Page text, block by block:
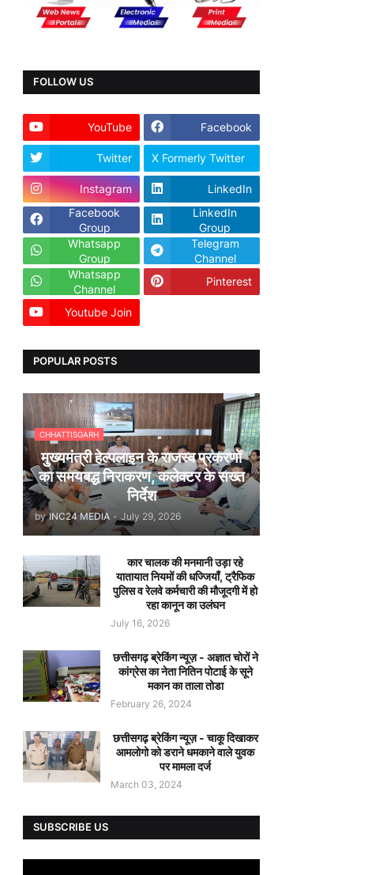
FOLLOW US
YouTube Facebook
Twitter X Formerly Twitter
Instagram
LinkedIn
Facebook
Group
LinkedIn
Group
Whatsapp
Group
Telegram
Channel
Whatsapp
Channel
Pinterest
Youtube Join
POPULAR POSTS
CHHATTISGARH
मुख्यमंत्री हेल्पलाइन के राजस्व प्रकरणों
का समयबद्ध निराकरण, कलेक्टर के सख्त
निर्देश
by INC24 MEDIA - July 29, 2026
कार चालक की मनमानी उड़ा रहे
यातायात नियमों की धज्जियाँ, ट्रैफिक
पुलिस व रेलवे कर्मचारी की मौजूदगी में हो
रहा कानून का उलंघन
July 16, 2026
छत्तीसगढ़ ब्रेकिंग न्यूज़ - अज्ञात चोरों ने
कांग्रेस का नेता नितिन पोटाई के सूने
मकान का ताला तोडा
February 26, 2024
छत्तीसगढ़ ब्रेकिंग न्यूज़ - चाकू दिखाकर
आमलोगो को डराने धमकाने वाले युवक
पर मामला दर्ज
March 03, 2024
SUBSCRIBE US